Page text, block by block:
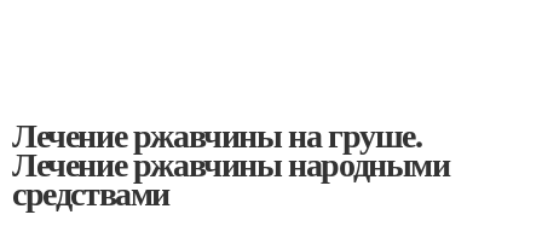
Лечение ржавчины на груше.
Лечение ржавчины народными
средствами